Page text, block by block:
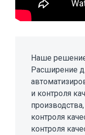
Наше
Расширение
и контроля
контроля
контроля